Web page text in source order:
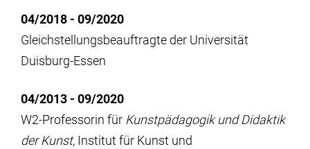
04/2018 - 09/2020
Gleichstellungsbeauftragte der Universität
Duisburg-Essen
04/2013 - 09/2020
W2-Professorin für Kunstpädagogik und Didaktik
der Kunst, Institut für Kunst und